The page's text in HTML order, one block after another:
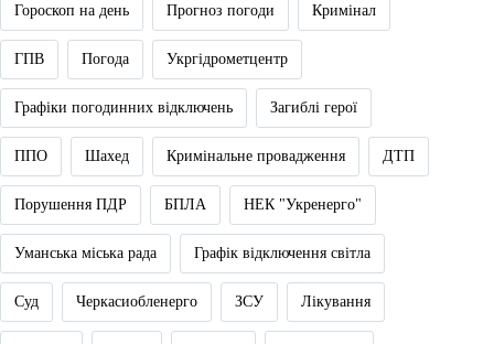
Гороскоп на день Прогноз погоди Кримінал
ГПВ Погода Укргідрометцентр
Графіки погодинних відключень Загиблі герої
ППО Шахед Кримінальне провадження ДТП
Порушення ПДР БПЛА НЕК "Укренерго"
Уманська міська рада Графік відключення світла
Суд Черкасиобленерго ЗСУ Лікування